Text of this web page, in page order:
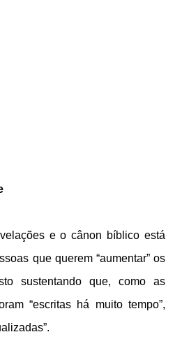
e o cânon bíblico está
que querem “aumentar” os
sustentando que, como as
“escritas há muito tempo”,